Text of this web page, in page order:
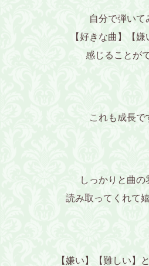
自分で弾いて
【好きな曲】【
感じることが
これも成長で
しっかりと曲の
読み取ってくれて
【嫌い】【難しい】